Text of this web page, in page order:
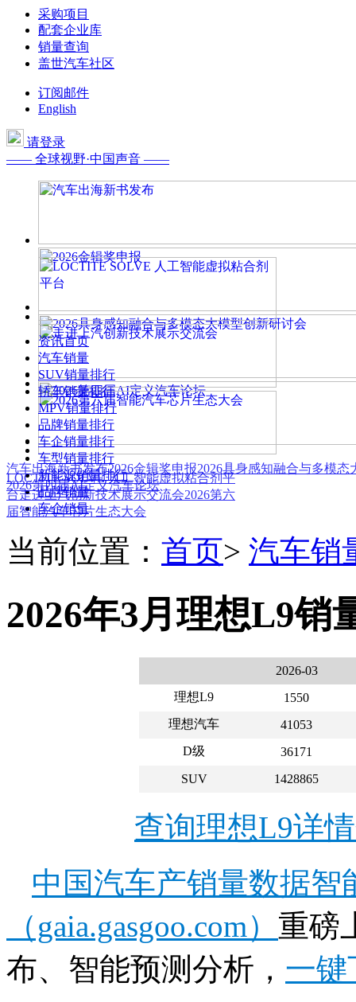
采购项目
配套企业库
销量查询
盖世汽车社区
订阅邮件
English
请登录
—— 全球视野·中国声音 ——
汽车出海新书发布2026金辑奖申报2026具身感知融合与多模态
2026第四届AI定义汽车论坛
LOCTITE SOLVE 人工智能虚拟粘合剂平
台走进上汽创新技术展示交流会2026第六
届智能汽车芯片生态大会
资讯首页
汽车销量
SUV销量排行
轿车销量排行
MPV销量排行
品牌销量排行
车企销量排行
车型销量排行
新能源销量排行
品牌销量
车企销量
当前位置： 首页> 汽车销
2026年3月理想L9销
2026-03
理想L9
1550
理想汽车
41053
D级
36171
SUV
1428865
查询理想L9详
中国汽车产销量数据
（gaia.gasgoo.com） 重磅
布、智能预测分析， 一键